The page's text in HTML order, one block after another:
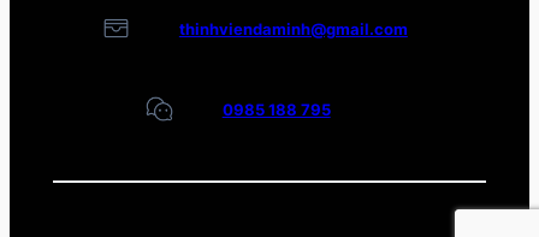
thinhviendaminh@gmail.com
0985 188 795